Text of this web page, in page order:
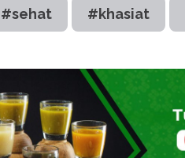
#sehat #khasiat